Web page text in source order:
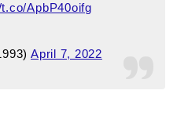
ApbP40oifg
April 7, 2022